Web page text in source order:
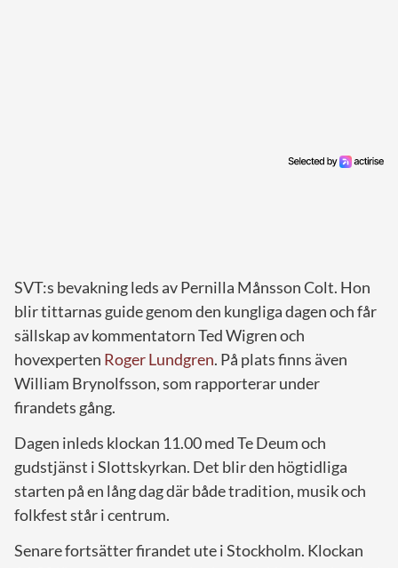
SVT:s bevakning leds av Pernilla Månsson Colt. Hon
blir tittarnas guide genom den kungliga dagen och får
sällskap av kommentatorn Ted Wigren och
hovexperten Roger Lundgren. På plats finns även
William Brynolfsson, som rapporterar under
firandets gång.
Dagen inleds klockan 11.00 med Te Deum och
gudstjänst i Slottskyrkan. Det blir den högtidliga
starten på en lång dag där både tradition, musik och
folkfest står i centrum.
Senare fortsätter firandet ute i Stockholm. Klockan